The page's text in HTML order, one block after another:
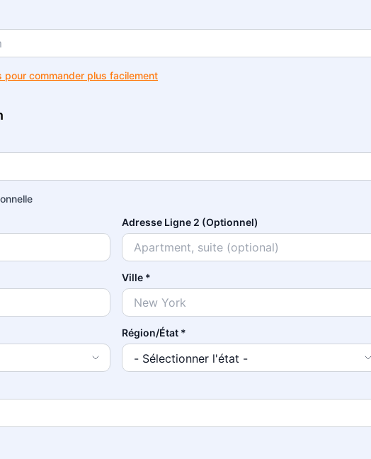
pour commander plus facilement
Adresse Ligne 2 (Optionnel)
Ville*
Région/État*